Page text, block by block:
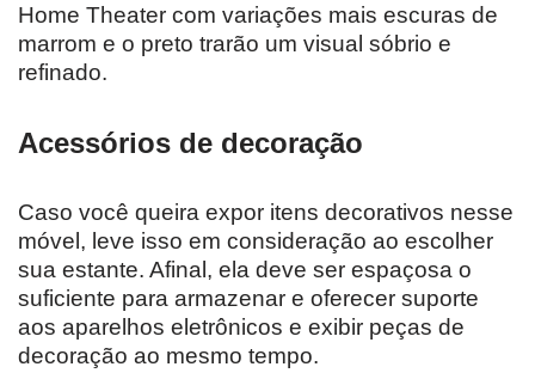
Home Theater com variações mais escuras de
marrom e o preto trarão um visual sóbrio e
refinado.
Acessórios de decoração
Caso você queira expor itens decorativos nesse
móvel, leve isso em consideração ao escolher
sua estante. Afinal, ela deve ser espaçosa o
suficiente para armazenar e oferecer suporte
aos aparelhos eletrônicos e exibir peças de
decoração ao mesmo tempo.